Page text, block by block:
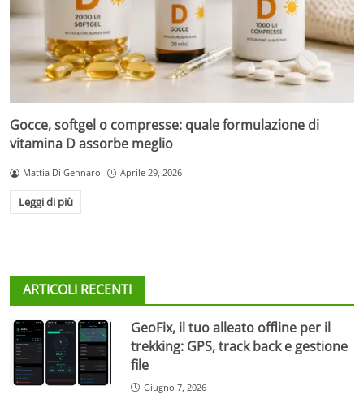
Gocce, softgel o compresse: quale formulazione di
vitamina D assorbe meglio
Mattia Di Gennaro Aprile 29, 2026
Leggi di più
ARTICOLI RECENTI
GeoFix, il tuo alleato offline per il
trekking: GPS, track back e gestione
file
Giugno 7, 2026